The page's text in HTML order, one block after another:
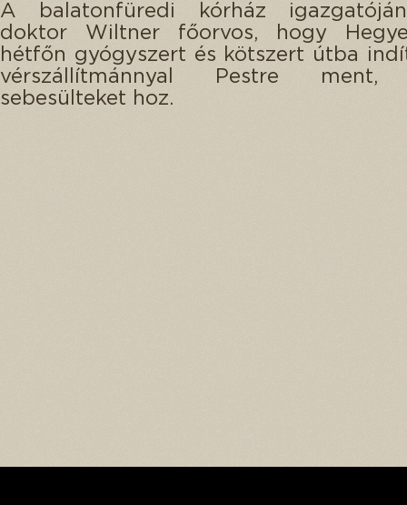
A balatonfüredi kórház
doktor Wiltner főorvos, hogy
hétfőn gyógyszert és kötszert útba
vérszállítmánnyal Pestre ment,
sebesülteket hoz.